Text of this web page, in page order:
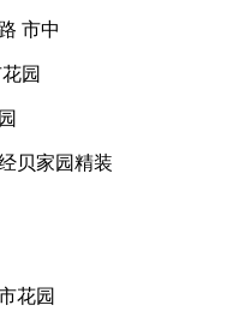
市中
园
贝家园精装
花园